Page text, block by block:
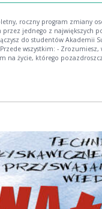
roczny program zmiany
przez jednego z największych
do studentów Akademii
- Zrozumiesz, w jaki
na życie, którego
naszego umysłu. - Nauczysz
jest założycielką Akademii
auspicjami Business Centre
przedstawiciele większości
Stephen R. Covey, Anthony
Wyne Dyer i inni. Opinia o
nie skończyłam czytać, bo mam
na myśl, co będzie dalej... Chce